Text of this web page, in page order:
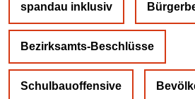
spandau inklusiv
Bezirksamts-Beschlüsse
Schulbauoffensive